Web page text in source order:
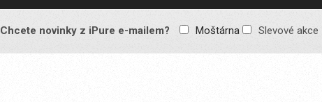
reklamy, žádné
obsah pro všechny
Chcete novinky z iPure e-mailem? Moštárna Slevové akce